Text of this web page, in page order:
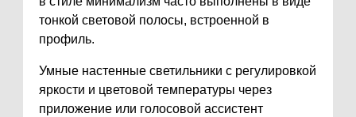
тонкой световой полосы, встроенной в
профиль.
Умные настенные светильники с регулировкой
яркости и цветовой температуры через
приложение или голосовой ассистент